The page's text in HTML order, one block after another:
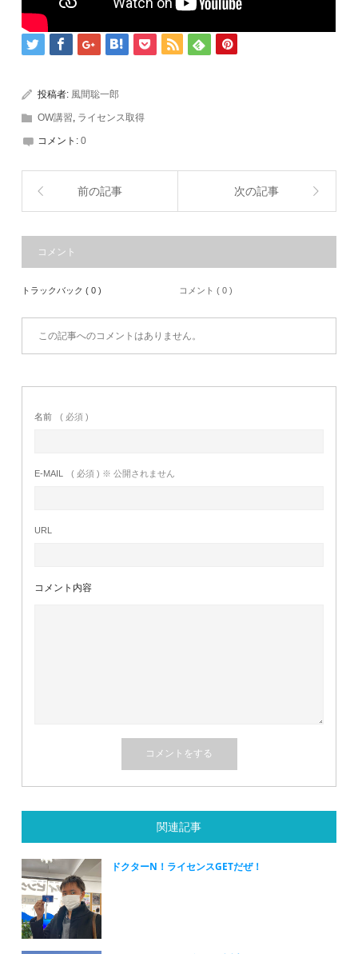
投稿者: 風間聡一郎
OW講習, ライセンス取得
コメント:0
前の記事 次の記事
コメント
トラックバック ( 0 ) コメント ( 0 )
この記事へのコメントはありません。
名前 ( 必須 )
E-MAIL ( 必須 ) ※ 公開されません
URL
コメント内容
関連記事
ドクターN！ライセンスGETだぜ！